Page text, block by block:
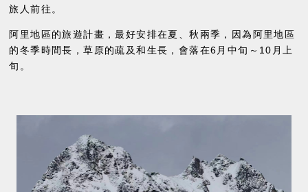
旅人前往。
阿里地區的旅遊計畫，最好安排在夏、秋兩季，因為阿里地區
的冬季時間長，草原的疏及和生長，會落在6月中旬～10月上
旬。